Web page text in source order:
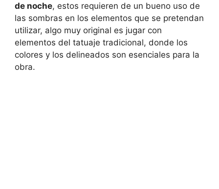
de noche, estos requieren de un bueno uso de
las sombras en los elementos que se pretendan
utilizar, algo muy original es jugar con
elementos del tatuaje tradicional, donde los
colores y los delineados son esenciales para la
obra.